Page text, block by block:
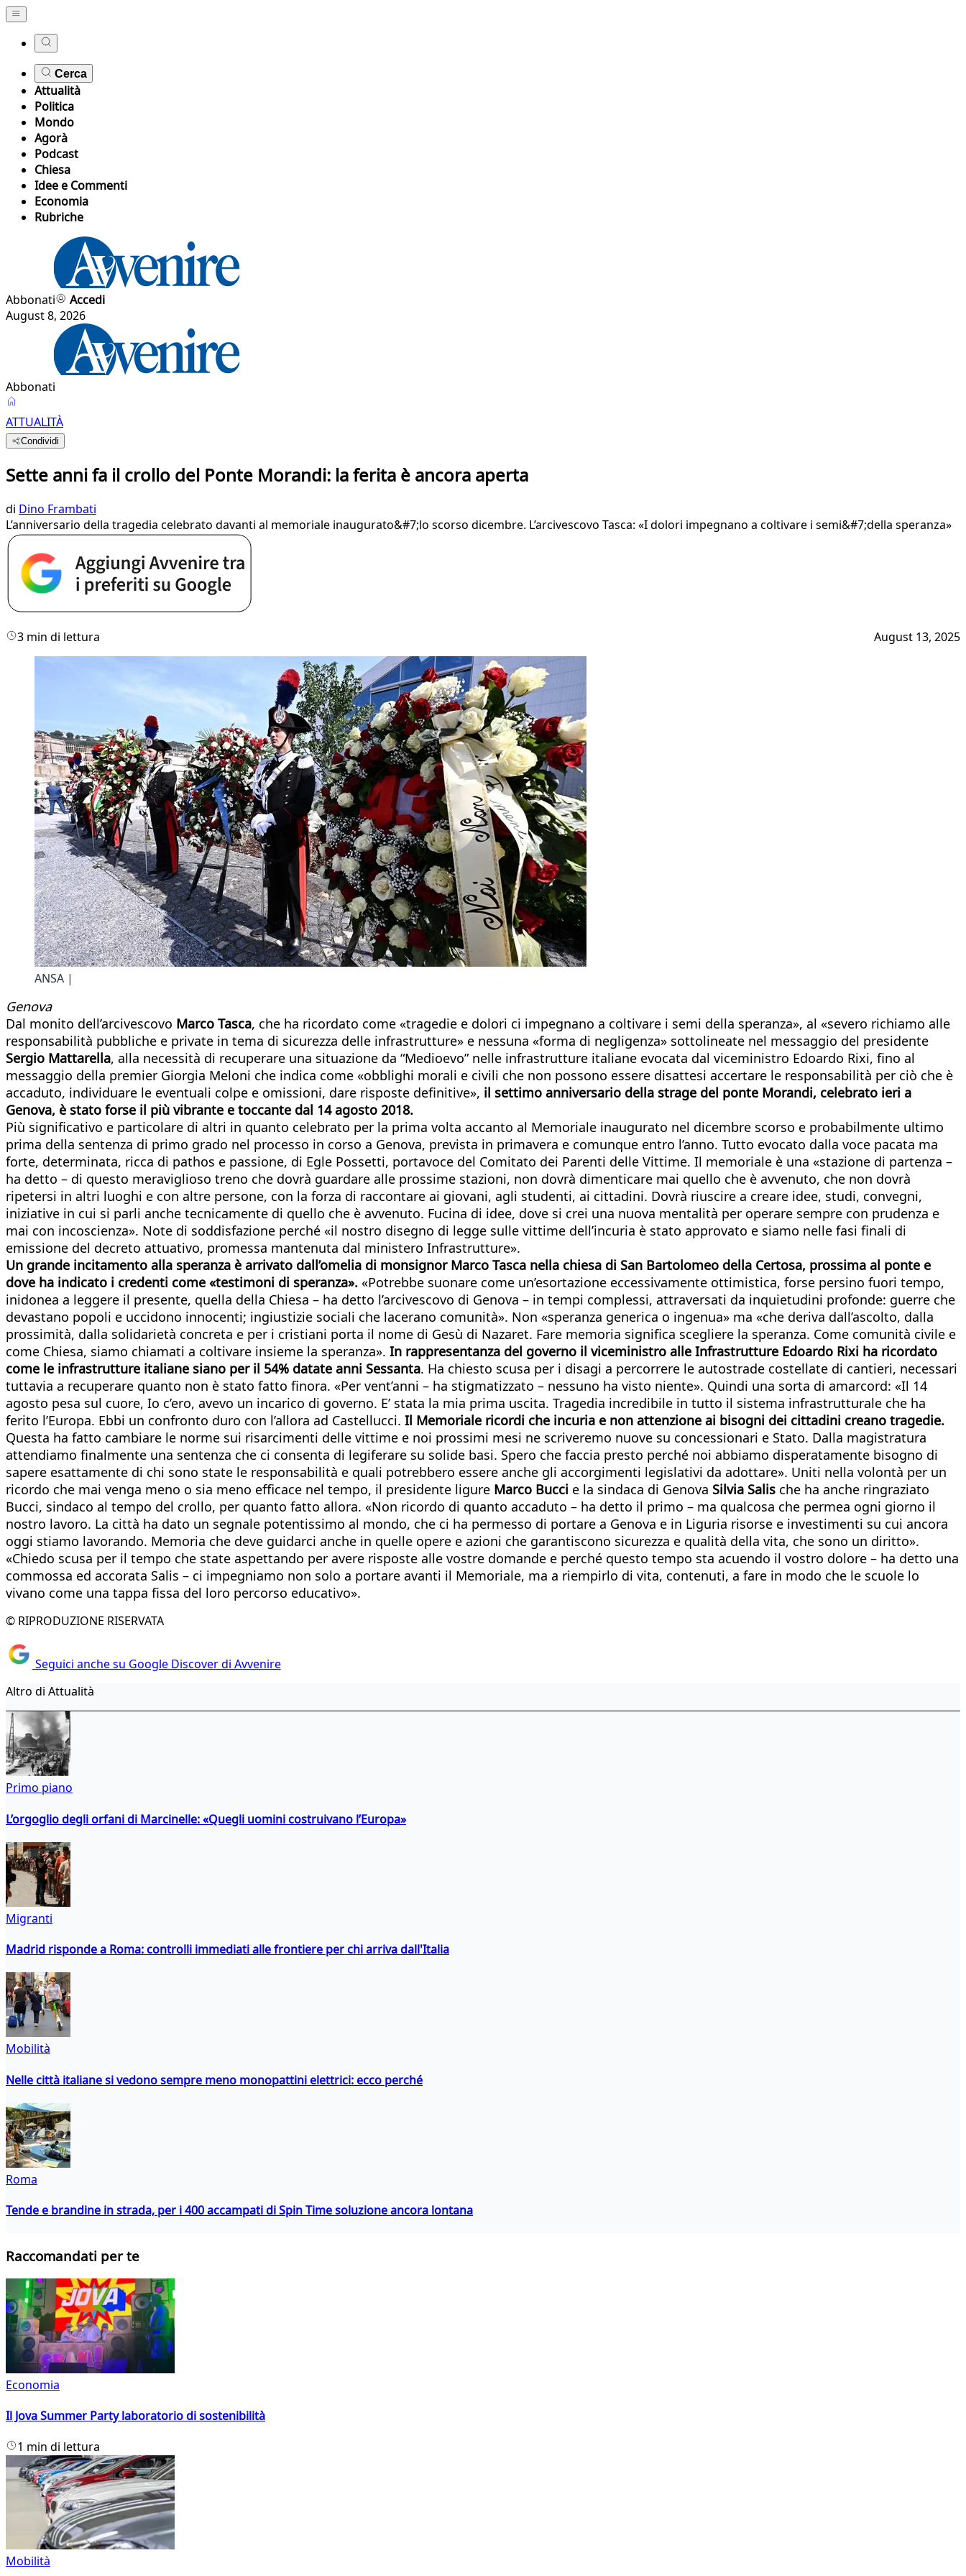
Cerca
Attualità
Politica
Mondo
Agorà
Podcast
Chiesa
Idee e Commenti
Economia
Rubriche
Abbonati
Accedi
August 8, 2026
Abbonati
ATTUALITÀ
Condividi
Sette anni fa il crollo del Ponte Morandi: la ferita è ancora aperta
di Dino Frambati
L’anniversario della tragedia celebrato davanti al memoriale inaugurato&#7;lo scorso dicembre. L’arcivescovo Tasca: «I dolori impegnano a coltivare i semi&#7;della speranza»
3 min di lettura August 13, 2025
ANSA |
Genova
Dal monito dell’arcivescovo Marco Tasca, che ha ricordato come «tragedie e dolori ci impegnano a coltivare i semi della speranza», al «severo richiamo alle
responsabilità pubbliche e private in tema di sicurezza delle infrastrutture» e nessuna «forma di negligenza» sottolineate nel messaggio del presidente
Sergio Mattarella, alla necessità di recuperare una situazione da “Medioevo” nelle infrastrutture italiane evocata dal viceministro Edoardo Rixi, fino al
messaggio della premier Giorgia Meloni che indica come «obblighi morali e civili che non possono essere disattesi accertare le responsabilità per ciò che è
accaduto, individuare le eventuali colpe e omissioni, dare risposte definitive», il settimo anniversario della strage del ponte Morandi, celebrato ieri a
Genova, è stato forse il più vibrante e toccante dal 14 agosto 2018.
Più significativo e particolare di altri in quanto celebrato per la prima volta accanto al Memoriale inaugurato nel dicembre scorso e probabilmente ultimo
prima della sentenza di primo grado nel processo in corso a Genova, prevista in primavera e comunque entro l’anno. Tutto evocato dalla voce pacata ma
forte, determinata, ricca di pathos e passione, di Egle Possetti, portavoce del Comitato dei Parenti delle Vittime. Il memoriale è una «stazione di partenza –
ha detto – di questo meraviglioso treno che dovrà guardare alle prossime stazioni, non dovrà dimenticare mai quello che è avvenuto, che non dovrà
ripetersi in altri luoghi e con altre persone, con la forza di raccontare ai giovani, agli studenti, ai cittadini. Dovrà riuscire a creare idee, studi, convegni,
iniziative in cui si parli anche tecnicamente di quello che è avvenuto. Fucina di idee, dove si crei una nuova mentalità per operare sempre con prudenza e
mai con incoscienza». Note di soddisfazione perché «il nostro disegno di legge sulle vittime dell’incuria è stato approvato e siamo nelle fasi finali di
emissione del decreto attuativo, promessa mantenuta dal ministero Infrastrutture».
Un grande incitamento alla speranza è arrivato dall’omelia di monsignor Marco Tasca nella chiesa di San Bartolomeo della Certosa, prossima al ponte e
dove ha indicato i credenti come «testimoni di speranza». «Potrebbe suonare come un’esortazione eccessivamente ottimistica, forse persino fuori tempo,
inidonea a leggere il presente, quella della Chiesa – ha detto l’arcivescovo di Genova – in tempi complessi, attraversati da inquietudini profonde: guerre che
devastano popoli e uccidono innocenti; ingiustizie sociali che lacerano comunità». Non «speranza generica o ingenua» ma «che deriva dall’ascolto, dalla
prossimità, dalla solidarietà concreta e per i cristiani porta il nome di Gesù di Nazaret. Fare memoria significa scegliere la speranza. Come comunità civile e
come Chiesa, siamo chiamati a coltivare insieme la speranza». In rappresentanza del governo il viceministro alle Infrastrutture Edoardo Rixi ha ricordato
come le infrastrutture italiane siano per il 54% datate anni Sessanta. Ha chiesto scusa per i disagi a percorrere le autostrade costellate di cantieri, necessari
tuttavia a recuperare quanto non è stato fatto finora. «Per vent’anni – ha stigmatizzato – nessuno ha visto niente». Quindi una sorta di amarcord: «Il 14
agosto pesa sul cuore, Io c’ero, avevo un incarico di governo. E’ stata la mia prima uscita. Tragedia incredibile in tutto il sistema infrastrutturale che ha
ferito l’Europa. Ebbi un confronto duro con l’allora ad Castellucci. Il Memoriale ricordi che incuria e non attenzione ai bisogni dei cittadini creano tragedie.
Questa ha fatto cambiare le norme sui risarcimenti delle vittime e noi prossimi mesi ne scriveremo nuove su concessionari e Stato. Dalla magistratura
attendiamo finalmente una sentenza che ci consenta di legiferare su solide basi. Spero che faccia presto perché noi abbiamo disperatamente bisogno di
sapere esattamente di chi sono state le responsabilità e quali potrebbero essere anche gli accorgimenti legislativi da adottare». Uniti nella volontà per un
ricordo che mai venga meno o sia meno efficace nel tempo, il presidente ligure Marco Bucci e la sindaca di Genova Silvia Salis che ha anche ringraziato
Bucci, sindaco al tempo del crollo, per quanto fatto allora. «Non ricordo di quanto accaduto – ha detto il primo – ma qualcosa che permea ogni giorno il
nostro lavoro. La città ha dato un segnale potentissimo al mondo, che ci ha permesso di portare a Genova e in Liguria risorse e investimenti su cui ancora
oggi stiamo lavorando. Memoria che deve guidarci anche in quelle opere e azioni che garantiscono sicurezza e qualità della vita, che sono un diritto».
«Chiedo scusa per il tempo che state aspettando per avere risposte alle vostre domande e perché questo tempo sta acuendo il vostro dolore – ha detto una
commossa ed accorata Salis – ci impegniamo non solo a portare avanti il Memoriale, ma a riempirlo di vita, contenuti, a fare in modo che le scuole lo
vivano come una tappa fissa del loro percorso educativo».
© RIPRODUZIONE RISERVATA
Seguici anche su Google Discover di Avvenire
Altro di Attualità
Primo piano
L’orgoglio degli orfani di Marcinelle: «Quegli uomini costruivano l’Europa»
Migranti
Madrid risponde a Roma: controlli immediati alle frontiere per chi arriva dall'Italia
Mobilità
Nelle città italiane si vedono sempre meno monopattini elettrici: ecco perché
Roma
Tende e brandine in strada, per i 400 accampati di Spin Time soluzione ancora lontana
Raccomandati per te
Economia
Il Jova Summer Party laboratorio di sostenibilità
1 min di lettura
Mobilità